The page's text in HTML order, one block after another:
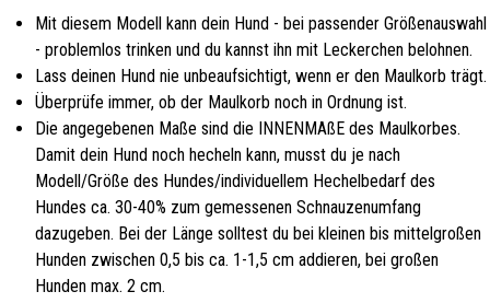
Mit diesem Modell kann dein Hund - bei passender Größenauswahl
- problemlos trinken und du kannst ihn mit Leckerchen belohnen.
Lass deinen Hund nie unbeaufsichtigt, wenn er den Maulkorb trägt.
Überprüfe immer, ob der Maulkorb noch in Ordnung ist.
Die angegebenen Maße sind die INNENMAßE des Maulkorbes.
Damit dein Hund noch hecheln kann, musst du je nach
Modell/Größe des Hundes/individuellem Hechelbedarf des
Hundes ca. 30-40% zum gemessenen Schnauzenumfang
dazugeben. Bei der Länge solltest du bei kleinen bis mittelgroßen
Hunden zwischen 0,5 bis ca. 1-1,5 cm addieren, bei großen
Hunden max. 2 cm.